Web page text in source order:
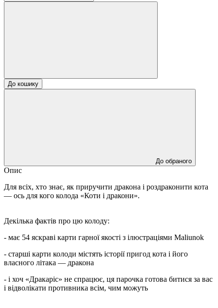
До кошику
До обраного
Опис
Для всіх, хто знає, як приручити дракона і роздраконити кота
— ось для кого колода «Коти і дракони».
Декілька фактів про цю колоду:
- має 54 яскраві карти гарної якості з ілюстраціями Maliunok
- старші карти колоди містять історії пригод кота і його
власного літака — дракона
- і хоч «Дракаріс» не спрацює, ця парочка готова битися за вас
і відволікати противника всім, чим можуть